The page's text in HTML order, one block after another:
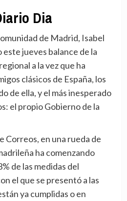
Dia
este jueves balance de la
a la vez que ha
clásicos de España, los
de ella, y el más inesperado
el propio Gobierno de la
ha comenzando
de las medidas del
el que se presentó a las
ya cumplidas o en